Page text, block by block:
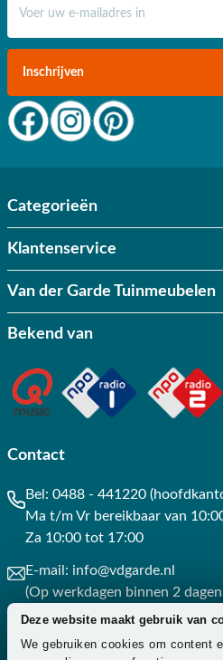
Deze website maakt gebruik van
We gebruiken cookies om content
Inschrijven
Categorieën
Klantenservice
Van der Garde Tuinmeubelen
Bekend van
Contact
Bel: 0488 - 441220
Ma t/m Vr bereikbaar van
Za 10:00 tot 17:00
E-mail: info@vdgarde.nl
(Op werkdagen binnen 2
Whatsapp: 0488441220
(Op werkdagen binnen 3 uur